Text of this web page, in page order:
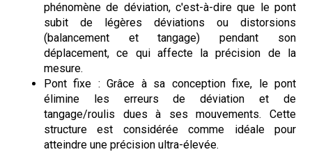
phénomène de déviation, c'est-à-dire que le pont
subit de légères déviations ou distorsions
(balancement et tangage) pendant son
déplacement, ce qui affecte la précision de la
mesure.
Pont fixe : Grâce à sa conception fixe, le pont
élimine les erreurs de déviation et de
tangage/roulis dues à ses mouvements. Cette
structure est considérée comme idéale pour
atteindre une précision ultra-élevée.